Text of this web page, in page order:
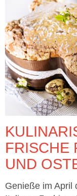
FRISCHE
UND
Genieße im April